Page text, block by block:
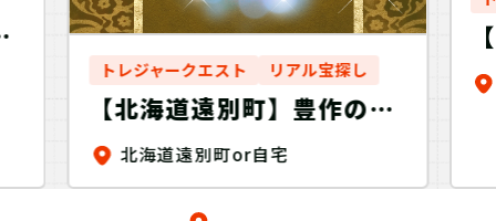
トレジャークエスト リアル宝探し
【北海道遠別町】豊作の酒
を探せ！Discovery
北海道遠別町or自宅